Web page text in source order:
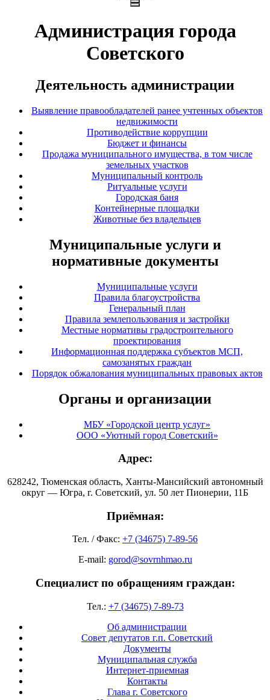
Администрация города
Советского
Деятельность администрации
Выявление правообладателей ранее учтенных объектов
недвижимости
Противодействие коррупции
Бюджет и финансы
Продажа муниципального имущества, в том числе
земельных участков
Муниципальный контроль
Ритуальные услуги
Городская баня
Контейнерные площадки
Животные без владельцев
Муниципальные услуги и
нормативные документы
Муниципальные услуги
Правила благоустройства
Генеральный план
Правила землепользования и застройки
Местные нормативы градостроительного
проектирования
Информационная поддержка субъектов МСП,
самозанятых граждан
Порядок обжалования муниципальных правовых актов
Органы и организации
МБУ «Городской центр услуг»
ООО «Уютный город Советский»
Адрес:
628242, Тюменская область, Ханты-Мансийский автономный
округ — Югра, г. Советский, ул. 50 лет Пионерии, 11Б
Приёмная:
Тел. / Факс: +7 (34675) 7-89-56
E-mail: gorod@sovrnhmao.ru
Специалист по обращениям граждан:
Тел.: +7 (34675) 7-89-73
Об администрации
Совет депутатов г.п. Советский
Документы
Муниципальная служба
Интернет-приемная
Контакты
Глава г. Советского